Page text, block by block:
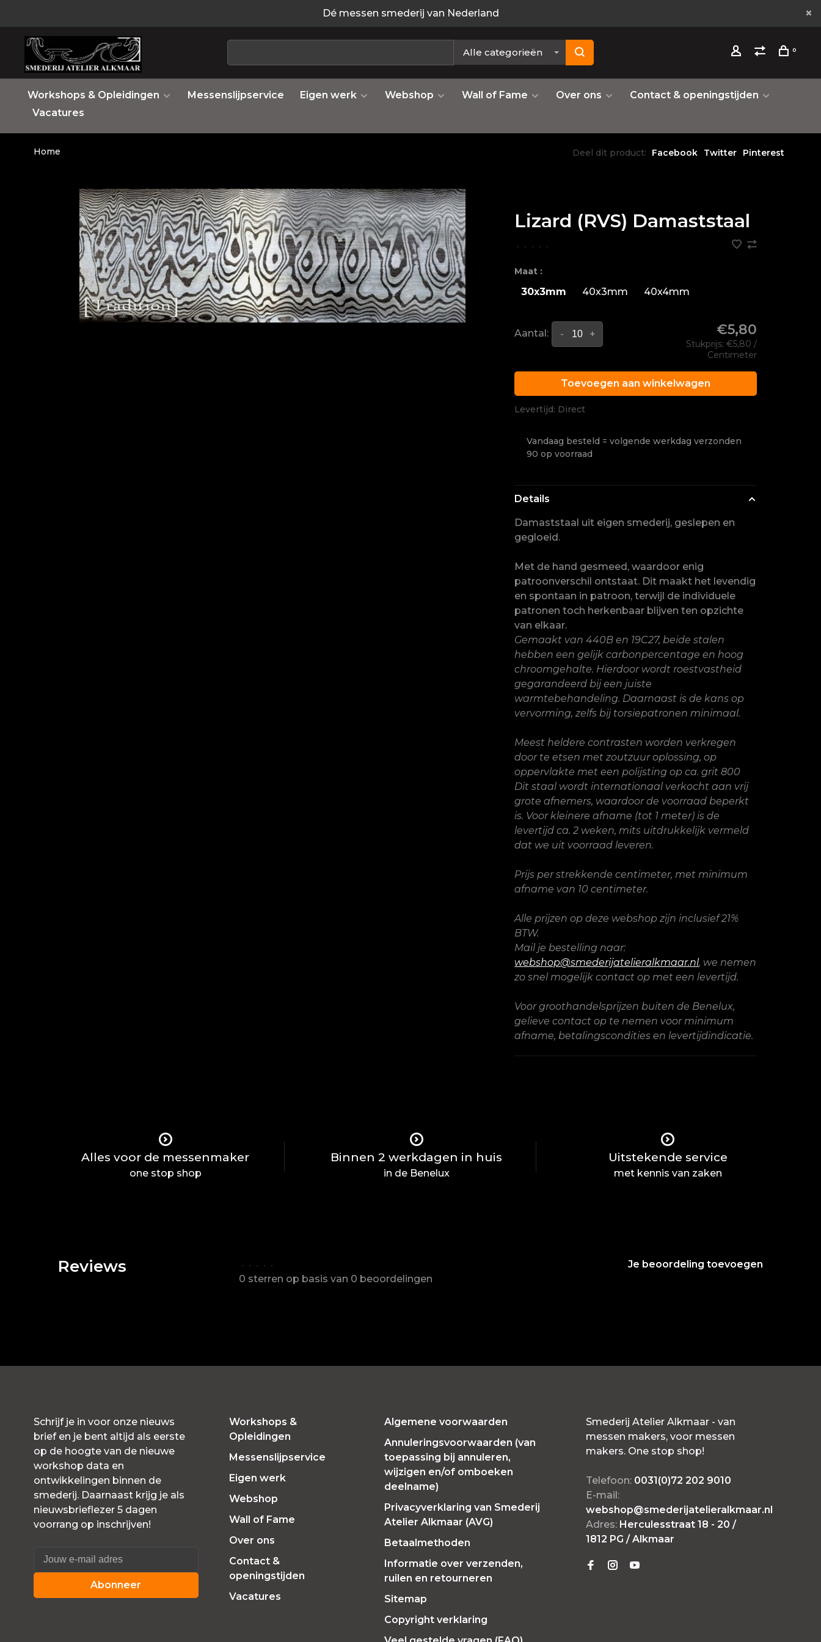
Dé messen smederij van Nederland
Alle categorieën 0
Workshops & Opleidingen Messenslijpservice Eigen werk Webshop Wall of Fame Over ons
Contact & openingstijden
Vacatures
Home Deel dit product: Facebook Twitter Pinterest
Lizard (RVS) Damaststaal
• • • • •
Maat :
30x3mm 40x3mm 40x4mm
Aantal: +
- €5,80
Stukprijs: €5,80 /
Centimeter
Toevoegen aan winkelwagen
Levertijd: Direct
Vandaag besteld = volgende werkdag verzonden
90 op voorraad
Details
Damaststaal uit eigen smederij, geslepen en
gegloeid.
Met de hand gesmeed, waardoor enig
patroonverschil ontstaat. Dit maakt het levendig
en spontaan in patroon, terwijl de individuele
patronen toch herkenbaar blijven ten opzichte
van elkaar.
Gemaakt van 440B en 19C27, beide stalen
hebben een gelijk carbonpercentage en hoog
chroomgehalte. Hierdoor wordt roestvastheid
gegarandeerd bij een juiste
warmtebehandeling. Daarnaast is de kans op
vervorming, zelfs bij torsiepatronen minimaal.
Meest heldere contrasten worden verkregen
door te etsen met zoutzuur oplossing, op
oppervlakte met een polijsting op ca. grit 800
Dit staal wordt internationaal verkocht aan vrij
grote afnemers, waardoor de voorraad beperkt
is. Voor kleinere afname (tot 1 meter) is de
levertijd ca. 2 weken, mits uitdrukkelijk vermeld
dat we uit voorraad leveren.
Prijs per strekkende centimeter, met minimum
afname van 10 centimeter.
Alle prijzen op deze webshop zijn inclusief 21%
BTW.
Mail je bestelling naar:
webshop@smederijatelieralkmaar.nl, we nemen
zo snel mogelijk contact op met een levertijd.
Voor groothandelsprijzen buiten de Benelux,
gelieve contact op te nemen voor minimum
afname, betalingscondities en levertijdindicatie.
Alles voor de messenmaker
one stop shop
Binnen 2 werkdagen in huis
in de Benelux
Uitstekende service
met kennis van zaken
Reviews • • • • •
0 sterren op basis van 0 beoordelingen
Je beoordeling toevoegen
Schrijf je in voor onze nieuws
brief en je bent altijd als eerste
op de hoogte van de nieuwe
workshop data en
ontwikkelingen binnen de
smederij. Daarnaast krijg je als
nieuwsbrieflezer 5 dagen
voorrang op inschrijven!
Abonneer
Workshops &
Opleidingen
Messenslijpservice
Eigen werk
Webshop
Wall of Fame
Over ons
Contact &
openingstijden
Vacatures
Algemene voorwaarden
Annuleringsvoorwaarden (van
toepassing bij annuleren,
wijzigen en/of omboeken
deelname)
Privacyverklaring van Smederij
Atelier Alkmaar (AVG)
Betaalmethoden
Informatie over verzenden,
ruilen en retourneren
Sitemap
Copyright verklaring
Smederij Atelier Alkmaar - van
messen makers, voor messen
makers. One stop shop!
Telefoon: 0031(0)72 202 9010
E-mail:
webshop@smederijatelieralkmaar.nl
Adres: Herculesstraat 18 - 20 /
1812 PG / Alkmaar